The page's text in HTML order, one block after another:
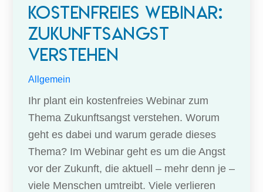
Kostenfreies Webinar:
Zukunftsangst
verstehen
Allgemein
Ihr plant ein kostenfreies Webinar zum
Thema Zukunftsangst verstehen. Worum
geht es dabei und warum gerade dieses
Thema? Im Webinar geht es um die Angst
vor der Zukunft, die aktuell – mehr denn je –
viele Menschen umtreibt. Viele verlieren